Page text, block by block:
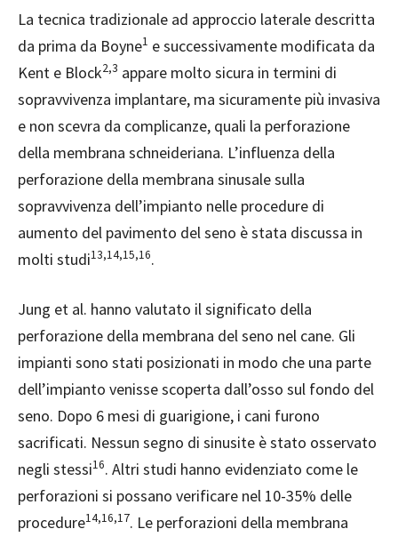
La tecnica tradizionale ad approccio laterale descritta
da prima da Boyne1 e successivamente modificata da
Kent e Block2,3 appare molto sicura in termini di
sopravvivenza implantare, ma sicuramente più invasiva
e non scevra da complicanze, quali la perforazione
della membrana schneideriana. L’influenza della
perforazione della membrana sinusale sulla
sopravvivenza dell’impianto nelle procedure di
aumento del pavimento del seno è stata discussa in
molti studi13,14,15,16.
Jung et al. hanno valutato il significato della
perforazione della membrana del seno nel cane. Gli
impianti sono stati posizionati in modo che una parte
dell’impianto venisse scoperta dall’osso sul fondo del
seno. Dopo 6 mesi di guarigione, i cani furono
sacrificati. Nessun segno di sinusite è stato osservato
negli stessi16. Altri studi hanno evidenziato come le
perforazioni si possano verificare nel 10-35% delle
procedure14,16,17. Le perforazioni della membrana